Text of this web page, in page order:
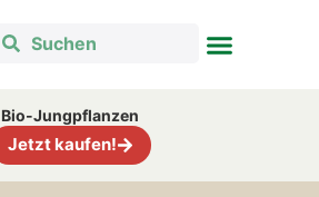
Bio-Jungpflanzen
Jetzt kaufen!